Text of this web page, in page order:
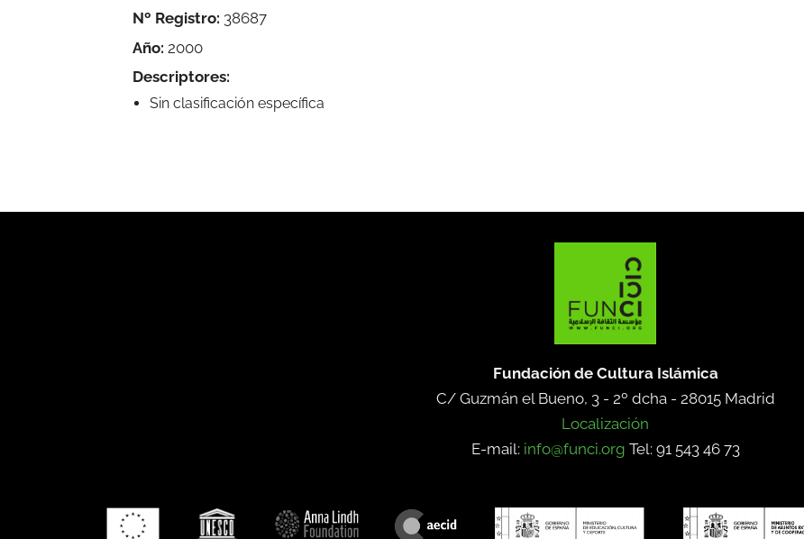
Nº Registro: 38687
Año: 2000
Descriptores:
Sin clasificación específica
Fundación de Cultura Islámica
C/ Guzmán el Bueno, 3 - 2º dcha - 28015 Madrid
Localización
E-mail: info@funci.org Tel: 91 543 46 73